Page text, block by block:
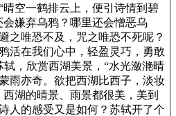
晴空一鹤排云上，便引诗情到碧
会嫌弃乌鸦？哪里还会憎恶乌
之唯恐不及，咒之唯恐不死呢？
活在我们心中，轻盈灵巧，勇敢
，欣赏西湖美景，“水光潋滟晴
雨亦奇。欲把西湖比西子，淡妆
西湖的晴景、雨景都很美，美到
人的感受又是如何？苏轼开了个